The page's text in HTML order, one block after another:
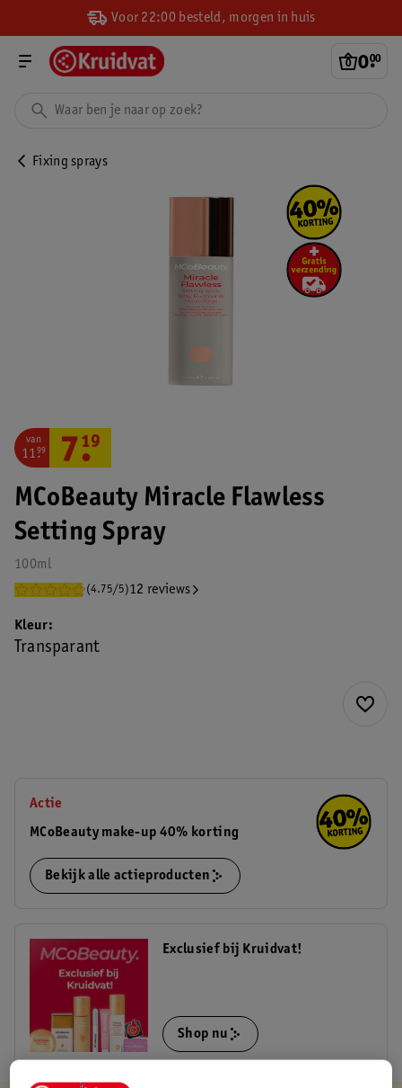
Voor 22:00 besteld, morgen in huis
0.
00
Fixing sprays
MCoBeauty Miracle Flawless
Setting Spray
100ml
(4.75/5)12 reviews
van
11.
99 7.
19
Kleur
Transparant
Actie
MCoBeauty make-up 40% korting
Bekijk alle actieproducten
Exclusief bij Kruidvat!
Shop nu